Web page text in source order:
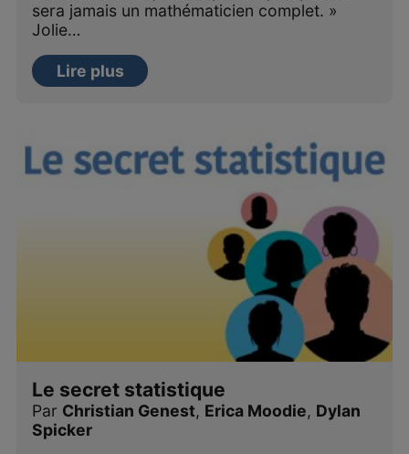
sera jamais un mathématicien complet. »
Jolie…
Lire plus
Le secret statistique
Par Christian Genest, Erica Moodie, Dylan
Spicker